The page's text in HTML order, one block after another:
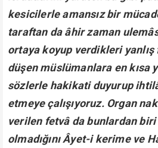
kesicilerle amansız bir
taraftan da âhir zaman
ortaya koyup verdikleri
düşen müslümanlara en kısa
sözlerle hakikati duyurup
etmeye çalışıyoruz. Organ
verilen fetvâ da bunlardan
olmadığını Âyet-i kerime ve